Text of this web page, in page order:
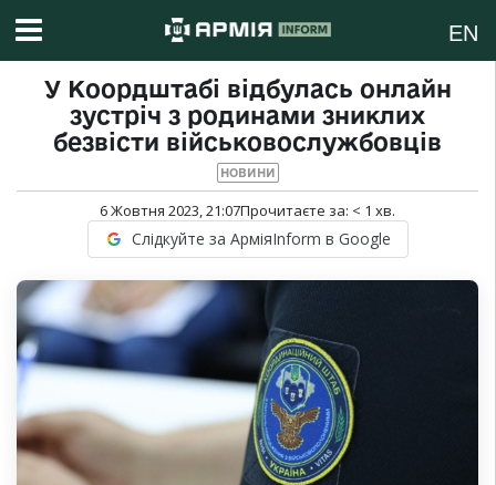
EN
У Коордштабі відбулась онлайн
зустріч з родинами зниклих
безвісти військовослужбовців
НОВИНИ
6 Жовтня 2023, 21:07Прочитаєте за: < 1 хв.
Слідкуйте за АрміяInform в Google